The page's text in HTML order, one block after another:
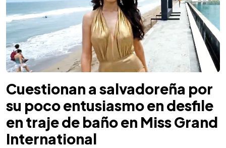
Cuestionan a salvadoreña por
su poco entusiasmo en desfile
en traje de baño en Miss Grand
International